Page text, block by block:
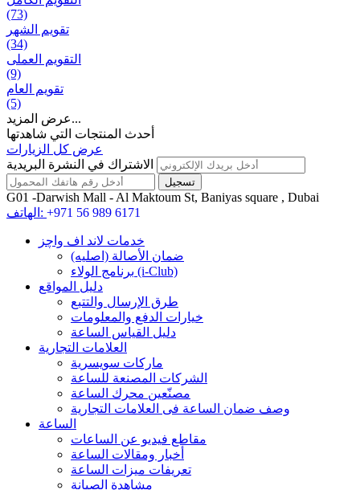
(73)
تقويم الشهر
(34)
التقويم العملی
(9)
تقويم العام
(5)
عرض المزيد...
أحدث المنتجات التي شاهدتها
عرض كل الزيارات
الاشتراك في النشرة البريدية
G01 -Darwish Mall - Al Maktoum St, Baniyas square , Dubai
الهاتف: +971 56 989 6171
خدمات لاند اف واچز
ضمان الأصالة (اصلیه)
برنامج الولاء (i-Club)
دليل المواقع
طرق الإرسال والتتبع
خيارات الدفع والمعلومات
دليل القياس الساعة
العلامات التجارية
ماركات سويسرية
الشركات المصنعة للساعة
مصنّعين محرك الساعة
وصف ضمان الساعة فی العلامات التجارية
الساعة
مقاطع فيديو عن الساعات
أخبار ومقالات الساعة
تعريفات ميزات الساعة
مشاهدة الصيانة